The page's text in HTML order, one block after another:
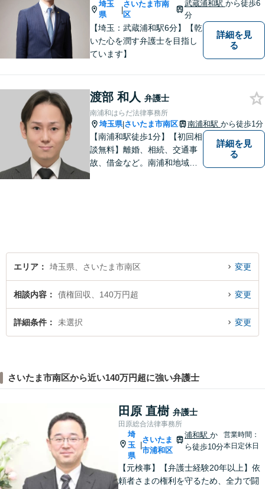
埼玉
県
|
さいたま市南
区
武蔵浦和駅 から徒歩6
分
【埼玉：武蔵浦和駅6分】【乾
いた心を潤す弁護士を目指し
ています】
詳細を見
る
渡部 和人 弁護士
南浦和はらだ法律事務所
埼玉県|さいたま市南区 南浦和駅 から徒歩1分
【南浦和駅徒歩1分】【初回相
談無料】離婚、相続、交通事
故、借金など。南浦和地域の
詳細を見
る
エリア 埼玉県、さいたま市南区 変更
相談内容 債権回収、140万円超 変更
詳細条件 未選択 変更
さいたま市南区から近い140万円超に強い弁護士
田原 直樹 弁護士
田原総合法律事務所
埼
玉
県
|
さいたま
市浦和区
浦和駅か
ら徒歩10分
営業時間：
本日定休日
【元検事】【弁護士経験20年以上】依
頼者さまの権利を守るため、全力で闘